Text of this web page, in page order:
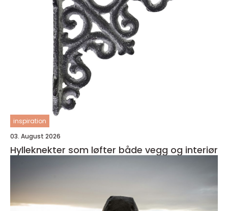
inspiration
03. August 2026
Hylleknekter som løfter både vegg og interiør